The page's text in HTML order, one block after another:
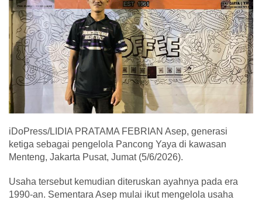
iDoPress/LIDIA PRATAMA FEBRIAN Asep, generasi
ketiga sebagai pengelola Pancong Yaya di kawasan
Menteng, Jakarta Pusat, Jumat (5/6/2026).
Usaha tersebut kemudian diteruskan ayahnya pada era
1990-an. Sementara Asep mulai ikut mengelola usaha